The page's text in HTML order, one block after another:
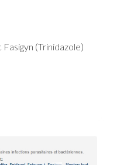
(Trinidazole)